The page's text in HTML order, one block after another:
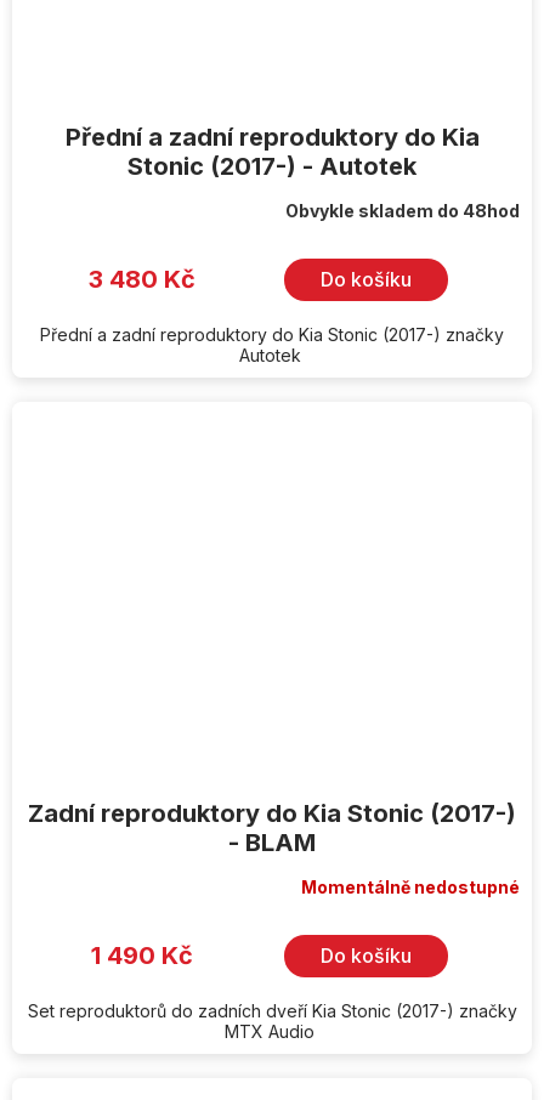
Přední a zadní reproduktory do Kia
Stonic (2017-) - Autotek
Obvykle skladem do 48hod
3 480 Kč Do košíku
Přední a zadní reproduktory do Kia Stonic (2017-) značky
Autotek
Zadní reproduktory do Kia Stonic (2017-)
- BLAM
Momentálně nedostupné
1 490 Kč Do košíku
Set reproduktorů do zadních dveří Kia Stonic (2017-) značky
MTX Audio